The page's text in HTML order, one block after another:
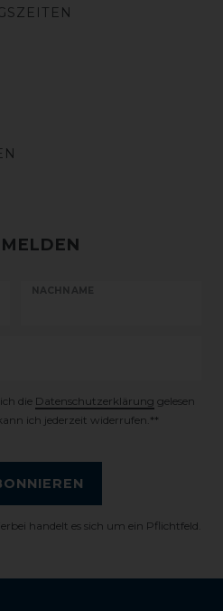
NACHNAME
die Daten­schutz­erklärung gelesen
ich jederzeit widerrufen.**
handelt es sich um ein Pflichtfeld.